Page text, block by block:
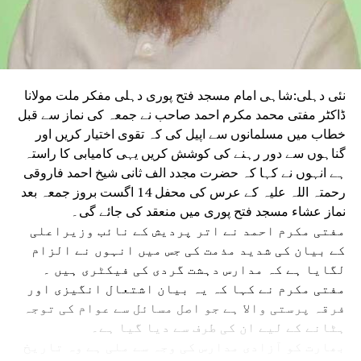
دہلی کے مختلف علاقوں سے خواتین جو اسمبلی
پہنچیں، انہوں نے وزیر اعلیٰ ریکھا گپتا کو
شکریہ ادا کیا۔ خواتین کا کہنا تھا کہ حکومت نے
ان کی توقعات اور ضروریات کو ترجیح دیتے ہوئے
انہیں اعتماد کی ایک نئی بنیاد فراہم کی ہے۔ اس
موقع پر وزیراعلیٰ نے کہا کہ ہر بہن اور بیٹی کی
عزت، تحفظ اور بااختیار بنانا حکومت کی اولین
ترجیح ہے۔ ریکھا گپتا نے پیار سے خواتین کو
مبارکباد دیتے ہوئے کہا کہ ان کی طرف سے باندھی
گئی راکھی صرف ایک مقدس دھاگہ نہیں ہے بلکہ یہ
اعتماد، قربت اور ذمہ داری کی علامت ہے۔
دہلی کے وزیر ماحولیات منجندر سنگھ سرسا نے کہا
کہ اپوزیشن دہلی لکشمی یوجنا اور تعلیم کے شعبے
میں تاریخی فیصلوں سے پریشان ہے۔ سرسا نے کہا کہ
اسمبلی جمہوریت کا پلیٹ فارم ہے اور اپوزیشن کو
نئی دہلی:شاہی امام مسجد فتح پوری دہلی مفکر ملت مولانا
ڈاکٹر مفتی محمد مکرم احمد صاحب نے جمعہ کی نماز سے قبل
خطاب میں مسلمانوں سے اپیل کی کہ تقوی اختیار کریں اور
گناہوں سے دور رہنے کی کوشش کریں یہی کامیابی کا راستہ
ہے انہوں نے کہا کہ حضرت مجدد الف ثانی شیخ احمد فاروقی
رحمتہ اللہ علیہ کے عرس کی محفل 14 اگست بروز جمعہ بعد
نماز عشاء مسجد فتح پوری میں منعقد کی جائے گی۔
مفتی مکرم احمد نے اتر پردیش کے نائب وزیراعلی
کے بیان کی شدید مذمت کی جس میں انہوں نے الزام
لگایا ہے کہ مدارس دہشت گردی کی فیکٹری ہیں ۔
مفتی مکرم نے کہا کہ یہ بیان اشتعال انگیزی اور
فرقہ پرستی والا ہے جو اصل مسائل سے عوام کی توجہ
ہٹانے کے لیے ان کی طرف سے دیا گیا ہے۔